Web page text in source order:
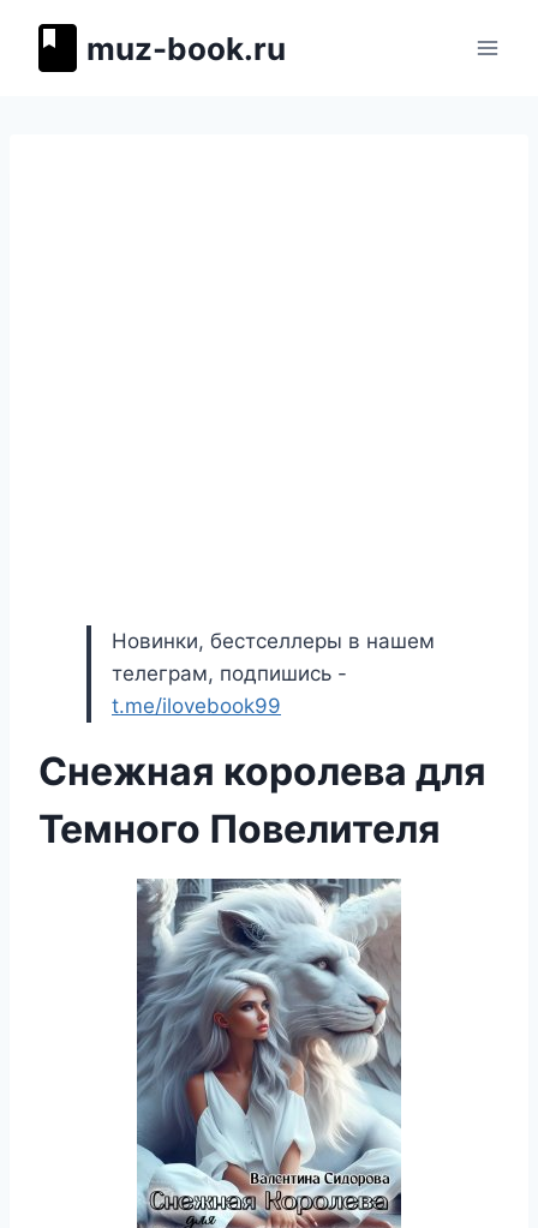
muz-book.ru
Новинки, бестселлеры в нашем
телеграм, подпишись -
t.me/ilovebook99
Снежная королева для
Темного Повелителя